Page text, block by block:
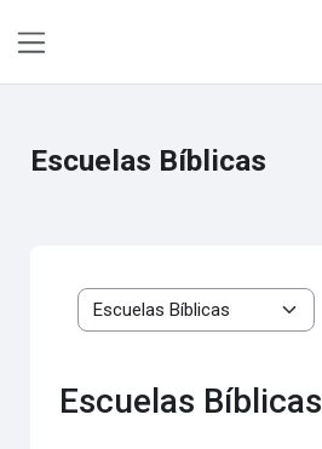
Escuelas Bíblicas
Categorías
Escuelas Bíblicas